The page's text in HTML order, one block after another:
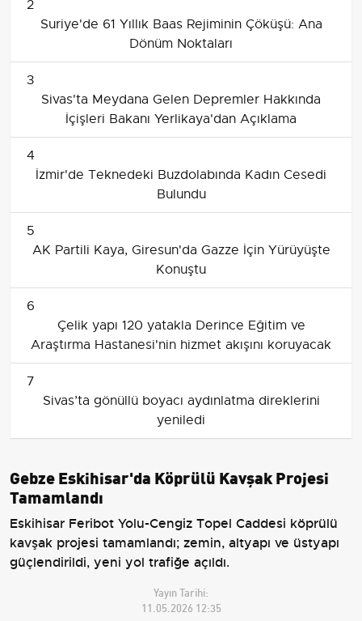
2
Suriye'de 61 Yıllık Baas Rejiminin Çöküşü: Ana
Dönüm Noktaları
3
Sivas'ta Meydana Gelen Depremler Hakkında
İçişleri Bakanı Yerlikaya'dan Açıklama
4
İzmir'de Teknedeki Buzdolabında Kadın Cesedi
Bulundu
5
AK Partili Kaya, Giresun'da Gazze İçin Yürüyüşte
Konuştu
6
Çelik yapı 120 yatakla Derince Eğitim ve
Araştırma Hastanesi'nin hizmet akışını koruyacak
7
Sivas’ta gönüllü boyacı aydınlatma direklerini
yeniledi
Gebze Eskihisar'da Köprülü Kavşak Projesi
Tamamlandı
Eskihisar Feribot Yolu-Cengiz Topel Caddesi köprülü
kavşak projesi tamamlandı; zemin, altyapı ve üstyapı
güçlendirildi, yeni yol trafiğe açıldı.
Yayın Tarihi:
11.05.2026 12:35